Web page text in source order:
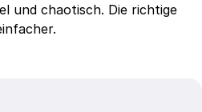
und chaotisch. Die richtige